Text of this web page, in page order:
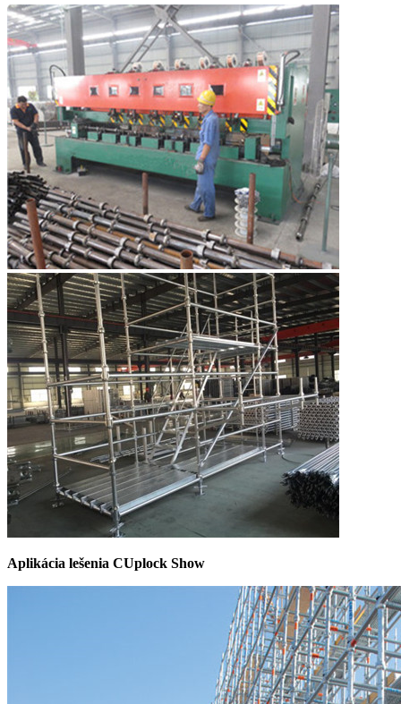
Aplikácia lešenia CUplock Show